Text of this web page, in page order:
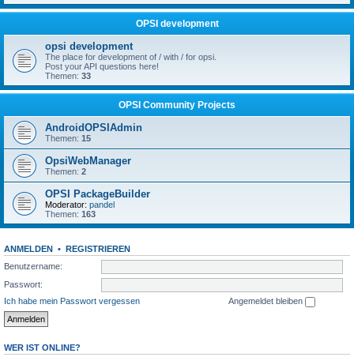
OPSI development
opsi development
The place for development of / with / for opsi.
Post your API questions here!
Themen: 33
OPSI Community Projects
AndroidOPSIAdmin
Themen: 15
OpsiWebManager
Themen: 2
OPSI PackageBuilder
Moderator: pandel
Themen: 163
ANMELDEN • REGISTRIEREN
Benutzername:
Passwort:
Ich habe mein Passwort vergessen
Angemeldet bleiben
WER IST ONLINE?